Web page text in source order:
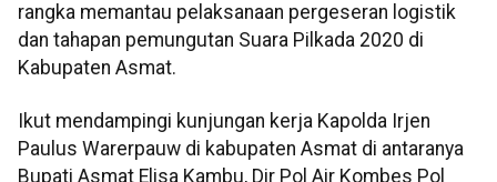
rangka memantau pelaksanaan pergeseran logistik
dan tahapan pemungutan Suara Pilkada 2020 di
Kabupaten Asmat.
Ikut mendampingi kunjungan kerja Kapolda Irjen
Paulus Warerpauw di kabupaten Asmat di antaranya
Bupati Asmat Elisa Kambu, Dir Pol Air Kombes Pol